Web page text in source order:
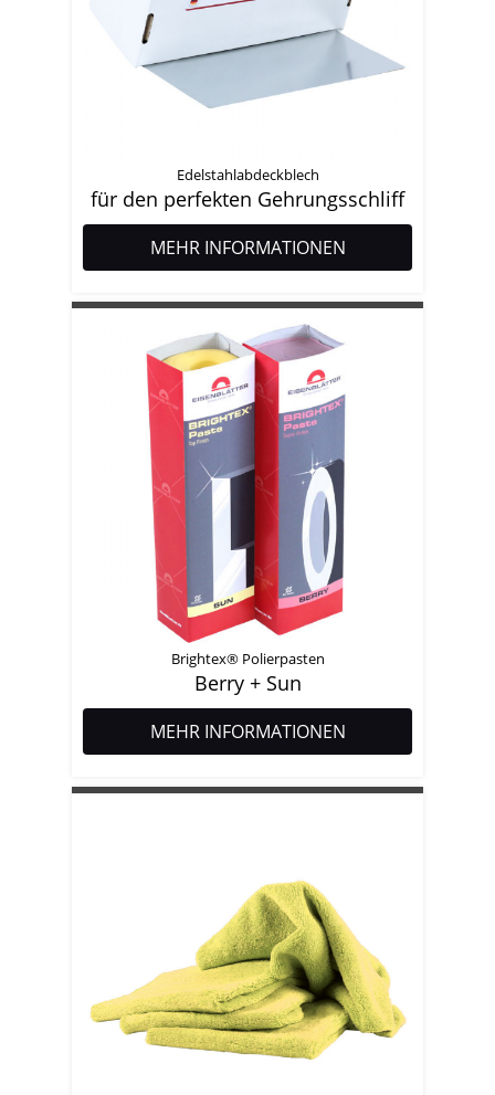
Edelstahlabdeckblech
für den perfekten Gehrungsschliff
MEHR INFORMATIONEN
Brightex® Polierpasten
Berry + Sun
MEHR INFORMATIONEN